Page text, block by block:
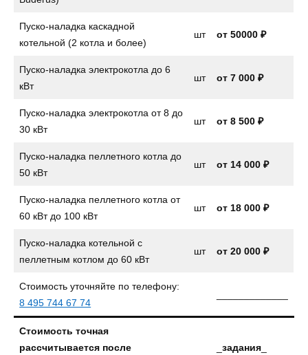
Пуско-наладка каскадной
котельной (2 котла и более)
шт от 50000 ₽
Пуско-наладка электрокотла до 6
кВт
шт от 7 000 ₽
Пуско-наладка электрокотла от 8 до
30 кВт
шт от 8 500 ₽
Пуско-наладка пеллетного котла до
50 кВт
шт от 14 000 ₽
Пуско-наладка пеллетного котла от
60 кВт до 100 кВт
шт от 18 000 ₽
Пуско-наладка котельной с
пеллетным котлом до 60 кВт
шт от 20 000 ₽
Стоимость уточняйте по телефону:
8 495 744 67 74
Стоимость точная
рассчитывается после
_задания